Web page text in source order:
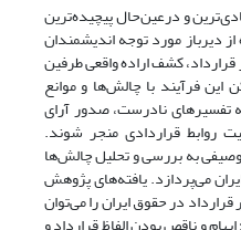
و درعین‌حال پیچیده‌ترین
دیرباز مورد توجه اندیشمندان
کشف اراده واقعی طرفین
فرآیند با چالش‌ها و موانع
تفسیرهای نادرست، صدور آرای
روابط قراردادی منجر شوند.
به بررسی و تحلیل چالش‌ها
می‌پردازد. یافته‌های پژوهش
در حقوق ایران را می‌توان